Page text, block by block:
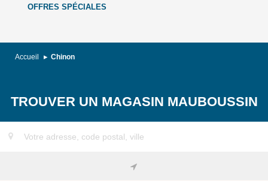
OFFRES SPÉCIALES
Accueil Chinon
TROUVER UN MAGASIN MAUBOUSSIN